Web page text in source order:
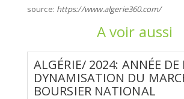
source: https://www.algerie360.com/
A voir aussi
ALGÉRIE/ 2024: ANNÉE DE
DYNAMISATION DU
BOURSIER NATIONAL